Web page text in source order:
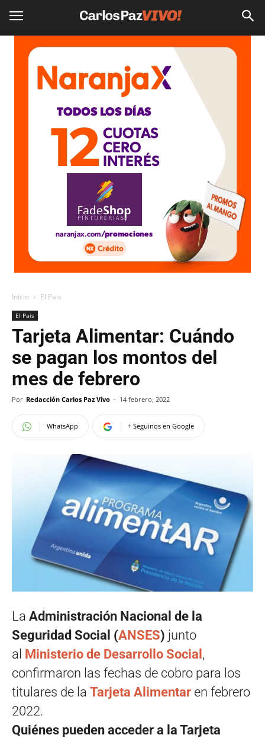
Inicio El Pais
El Pais
Tarjeta Alimentar: Cuándo
se pagan los montos del
mes de febrero
Por Redacción Carlos Paz Vivo - 14 febrero, 2022
WhatsApp + Seguinos en Google
La Administración Nacional de la
Seguridad Social (ANSES) junto
al Ministerio de Desarrollo Social ,
confirmaron las fechas de cobro para los
titulares de la Tarjeta Alimentar en febrero
2022.
Quiénes pueden acceder a la Tarjeta